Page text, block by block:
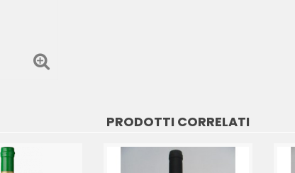
PRODOTTI CORRELATI